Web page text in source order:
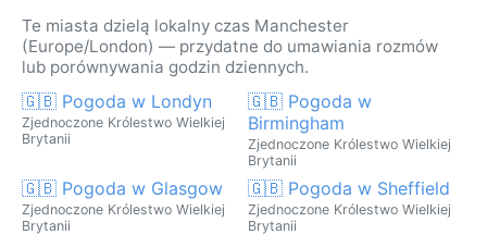
Te miasta dzielą lokalny czas Manchester
(Europe/London) — przydatne do umawiania rozmów
lub porównywania godzin dziennych.
🇬🇧 Pogoda w Londyn
Zjednoczone Królestwo Wielkiej
Brytanii
🇬🇧 Pogoda w
Birmingham
Zjednoczone Królestwo Wielkiej
Brytanii
🇬🇧 Pogoda w Glasgow
Zjednoczone Królestwo Wielkiej
Brytanii
🇬🇧 Pogoda w Sheffield
Zjednoczone Królestwo Wielkiej
Brytanii